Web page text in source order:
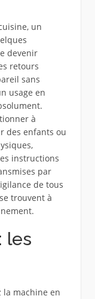
un
devenir
retours
sans
usage en
à
des enfants ou
instructions
par
de tous
trouvent à
les
la machine en